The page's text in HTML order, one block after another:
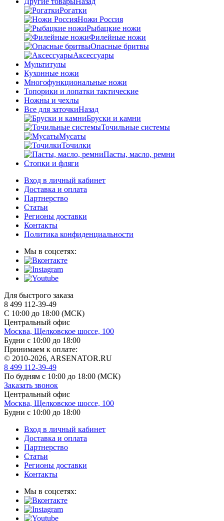
Рогатки
Ножи Россия
Рыбацкие ножи
Филейные ножи
Опасные бритвы
Аксессуары
Мультитулы
Кухонные ножи
Многофункциональные ножи
Топорики и лопатки тактические
Ножны и чехлы
Все для заточкиНазад
Бруски и камни
Точильные системы
Мусаты
Точилки
Пасты, масло, ремни
Стопки и фляги
Вход в личный кабинет
Доставка и оплата
Партнерство
Статьи
Регионы доставки
Контакты
Политика конфиденциальности
Мы в соцсетях:
Для быстрого заказа
8 499 112-39-49
С 10:00 до 18:00 (МСК)
Центральный офис
Москва, Щелковское шоссе, 100
Будни с 10:00 до 18:00
Принимаем к оплате:
© 2010-2026, ARSENATOR.RU
8 499 112-39-49
По будням с 10:00 до 18:00 (МСК)
Заказать звонок
Центральный офис
Москва, Щелковское шоссе, 100
Будни с 10:00 до 18:00
Вход в личный кабинет
Доставка и оплата
Партнерство
Статьи
Регионы доставки
Контакты
Мы в соцсетях: